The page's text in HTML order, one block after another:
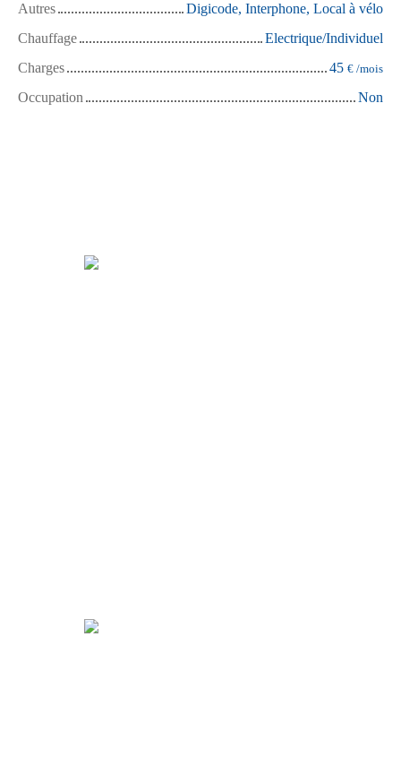
Autres
Digicode, Interphone, Local à vélo
Chauffage
Electrique/Individuel
Charges
45 € /mois
Occupation Non